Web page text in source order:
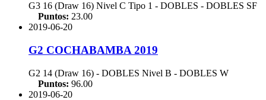
G3 16 (Draw 16) Nivel C Tipo 1 - DOBLES - DOBLES SF
Puntos: 23.00
2019-06-20
G2 COCHABAMBA 2019
G2 14 (Draw 16) - DOBLES Nivel B - DOBLES W
Puntos: 96.00
2019-06-20